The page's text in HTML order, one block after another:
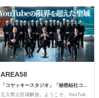
AREA58
立入禁止区域解放。ようこそ、YouTub